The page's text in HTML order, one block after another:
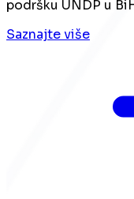
podršku UNDP u
Saznajte više